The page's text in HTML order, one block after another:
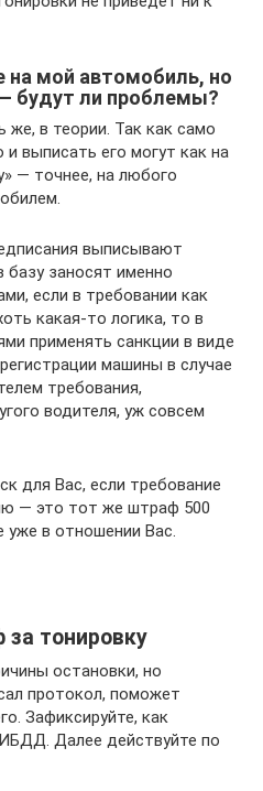
на мой автомобиль, но
будут ли проблемы?
в теории. Так как само
выписать его могут как на
— точнее, на любого
выписывают
базу заносят именно
если в требовании как
какая-то логика, то в
применять санкции в виде
машины в случае
требования,
водителя, уж совсем
для Вас, если требование
— это тот же штраф 500
уже в отношении Вас.
за тонировку
остановки, но
протокол, поможет
Зафиксируйте, как
Далее действуйте по